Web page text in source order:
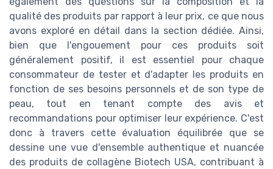
qualité des produits par rapport à leur prix, ce que nous
avons exploré en détail dans la section dédiée. Ainsi,
bien que l'engouement pour ces produits soit
généralement positif, il est essentiel pour chaque
consommateur de tester et d'adapter les produits en
fonction de ses besoins personnels et de son type de
peau, tout en tenant compte des avis et
recommandations pour optimiser leur expérience. C'est
donc à travers cette évaluation équilibrée que se
dessine une vue d'ensemble authentique et nuancée
des produits de collagène Biotech USA, contribuant à